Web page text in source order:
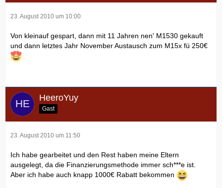
23. August 2010 um 10:00
Von kleinauf gespart, dann mit 11 Jahren nen' M1530 gekauft
und dann letztes Jahr November Austausch zum M15x fü 250€
HeeroYuy
Gast
23. August 2010 um 11:50
Ich habe gearbeitet und den Rest haben meine Eltern
ausgelegt, da die Finanzierungsmethode immer sch***e ist.
Aber ich habe auch knapp 1000€ Rabatt bekommen